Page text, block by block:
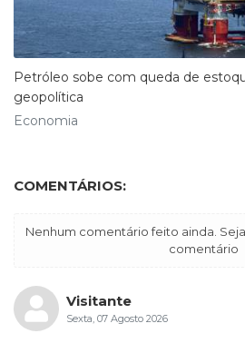
Petróleo sobe com queda de
geopolítica
Economia
COMENTÁRIOS:
Nenhum comentário feito ainda.
comentário
Visitante
Sexta, 07 Agosto 2026